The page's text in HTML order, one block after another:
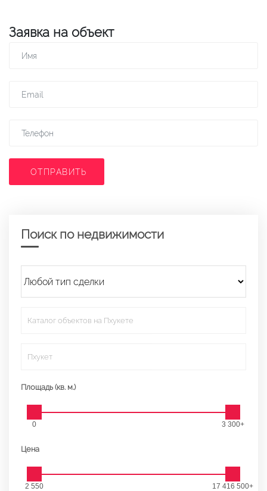
Заявка на объект
ОТПРАВИТЬ
Поиск по недвижимости
Каталог объектов на Пхукете
Пхукет
Площадь (кв. м.)
0 3 300+
Цена
2 550 17 416 500+